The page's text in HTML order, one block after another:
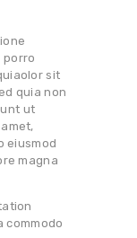
porro
sit
quia non
ut
eiusmod
magna
commodo